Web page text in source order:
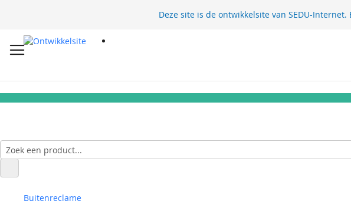
Deze site is de ontwikkelsite van SEDU-
Buitenreclame